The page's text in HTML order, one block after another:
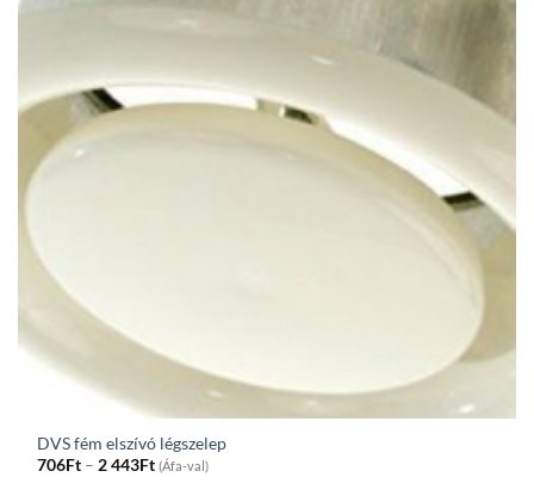
DVS fém elszívó légszelep
706Ft – 2 443FtPrice
range:
(Áfa-val)